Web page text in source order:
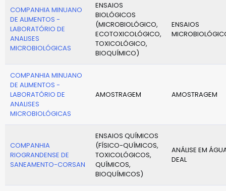
COMPANHIA MINUANO
DE ALIMENTOS -
LABORATÓRIO DE
ANALISES
MICROBIOLÓGICAS
ENSAIOS
BIOLÓGICOS
(MICROBIOLÓGICO,
ECOTOXICOLÓGICO,
TOXICOLÓGICO,
BIOQUÍMICO)
ENSAIOS
COMPANHIA MINUANO
DE ALIMENTOS -
LABORATÓRIO DE
ANALISES
MICROBIOLÓGICAS
AMOSTRAGEM AMOSTRAGEM
COMPANHIA
RIOGRANDENSE DE
SANEAMENTO-CORSAN
ENSAIOS QUÍMICOS
(FÍSICO-QUÍMICOS,
TOXICOLÓGICOS,
QUÍMICOS,
BIOQUÍMICOS)
ANÁLISE EM
DEAL